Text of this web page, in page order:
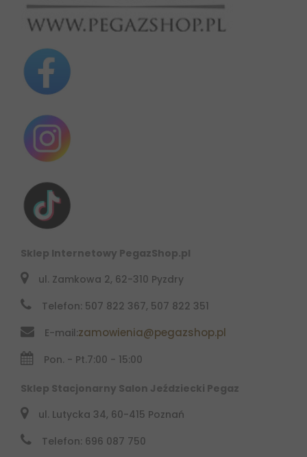
Sklep Internetowy PegazShop.pl
ul. Zamkowa 2, 62-310 Pyzdry
Telefon: 507 822 367, 507 822 351
E-mail:zamowienia@pegazshop.pl
Pon. - Pt.7:00 - 15:00
Sklep Stacjonarny Salon Jeździecki Pegaz
ul. Lutycka 34, 60-415 Poznań
Telefon: 696 087 750